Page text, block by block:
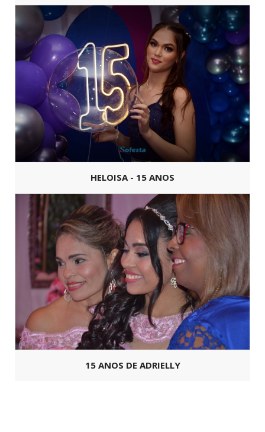
HELOISA - 15 ANOS
15 ANOS DE ADRIELLY